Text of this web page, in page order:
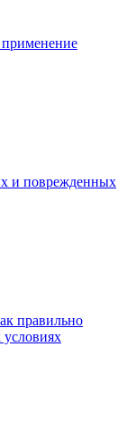
и поврежденных
правильно